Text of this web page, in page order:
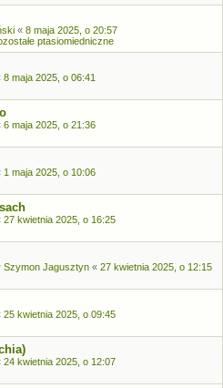
« 8 maja 2025, o 20:57
ptasiomiedniczne
8 maja 2025, o 06:41
6 maja 2025, o 21:36
1 maja 2025, o 10:06
27 kwietnia 2025, o 16:25
Szymon Jagusztyn « 27 kwietnia 2025, o 12:15
25 kwietnia 2025, o 09:45
24 kwietnia 2025, o 12:07